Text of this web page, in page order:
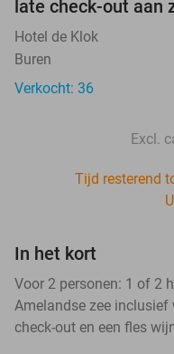
late check-out aan
Hotel de Klok
Buren
Verkocht: 36
Excl.
Tijd resterend
In het kort
Voor 2 personen: 1 of 2
Amelandse zee
check-out en een fles